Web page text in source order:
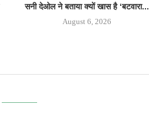
सनी देओल ने बताया क्यों खास है ‘बटवारा...
August 6, 2026